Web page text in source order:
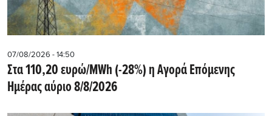
07/08/2026 - 14:50
Στα 110,20 ευρώ/MWh (-28%) η Αγορά Επόμενης
Ημέρας αύριο 8/8/2026